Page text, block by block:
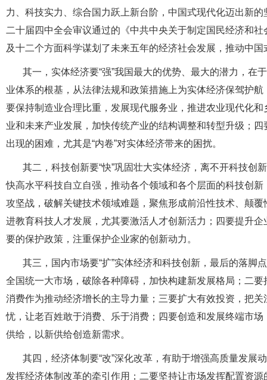
力、科技实力、综合国力跃上新台阶，中国式现代化迈出新
二十届四中全会审议通过的《中共中央关于制定国民经济和
及十二个方面科学谋划了未来五年的经济社会发展，推动中
其一，实体经济要“强”我国最大的优势、最大的潜力，
业体系的根基，从法律法规和政策措施上为实体经济保驾护
要保持制造业合理比重，发展现代服务业，推进农业现代化
业和未来产业发展，加快传统产业的结构调整和转型升级；
出现的困难，尤其是“内卷”对实体经济带来的困扰。
其二，科技创新要“快”巩固壮大实体经济，离不开科技
快高水平科技自立自强，推动各个领域和各个层面的科技创
攻坚战，破解关键技术领域难题，聚焦形成前沿性技术、颠
进教育科技人才发展，尤其要激活人才创新活力；四要提升
要的保护政策，注重保护企业家的创新动力。
其三，国内市场要“扩”实体经济和科技创新，最后的落
全国统一大市场，破除各种障碍，加快构建新发展格局；二
消费作为推动经济增长的主导力量；三要扩大有效投资，把
忧，让老百姓敢于消费、乐于消费；四要创造和发展终端市
供给，以新供给创造新需求。
其四，经济体制要“改”深化改革，有助于增强高质量发
发挥经济体制改革的牵引作用；二要坚持让市场发挥配置资